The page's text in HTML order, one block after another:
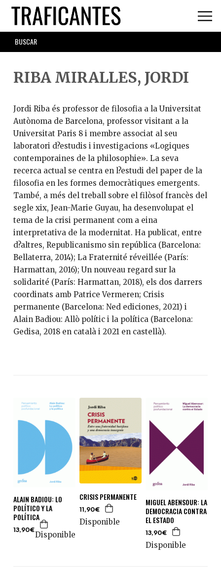
Skip
main
content
SEARCH
FORM
RIBA MIRALLES, JORDI
Jordi Riba és professor de filosofia a la Universitat
Autònoma de Barcelona, professor visitant a la
Universitat Paris 8 i membre associat al seu
laboratori d?estudis i investigacions «Logiques
contemporaines de la philosophie». La seva
recerca actual se centra en l?estudi del paper de la
filosofia en les formes democràtiques emergents.
També, a més del treball sobre el filòsof francès del
segle xix, Jean-Marie Guyau, ha desenvolupat el
tema de la crisi permanent com a eina
interpretativa de la modernitat. Ha publicat, entre
d?altres, Republicanismo sin república (Barcelona:
Bellaterra, 2014); La Fraternité réveillée (París:
Harmattan, 2016); Un nouveau regard sur la
solidarité (París: Harmattan, 2018), els dos darrers
coordinats amb Patrice Vermeren; Crisis
permanente (Barcelona: Ned ediciones, 2021) i
Alain Badiou: Allò polític i la política (Barcelona:
Gedisa, 2018 en català i 2021 en castellà).
ALAIN BADIOU: LO
POLÍTICO Y LA
POLÍTICA
13,90€Disponible
CRISIS PERMANENTE
11,90€
Disponible
MIGUEL ABENSOUR: LA
DEMOCRACIA CONTRA
EL ESTADO
13,90€
Disponible